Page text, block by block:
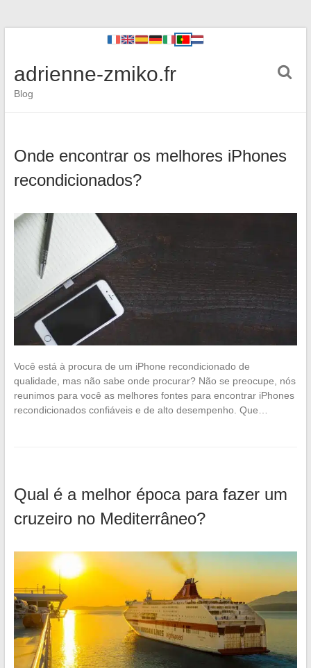
adrienne-zmiko.fr
Blog
Onde encontrar os melhores iPhones
recondicionados?
Você está à procura de um iPhone recondicionado de
qualidade, mas não sabe onde procurar? Não se preocupe, nós
reunimos para você as melhores fontes para encontrar iPhones
recondicionados confiáveis e de alto desempenho. Que…
Qual é a melhor época para fazer um
cruzeiro no Mediterrâneo?